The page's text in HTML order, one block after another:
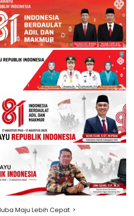
Maju Lebih Cepat